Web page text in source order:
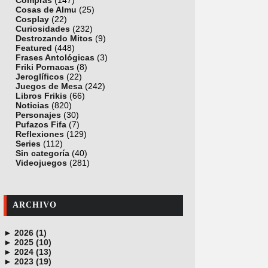
Cosas de Almu (25)
Cosplay (22)
Curiosidades (232)
Destrozando Mitos (9)
Featured (448)
Frases Antológicas (3)
Friki Pornacas (8)
Jeroglíficos (22)
Juegos de Mesa (242)
Libros Frikis (66)
Noticias (820)
Personajes (30)
Pufazos Fifa (7)
Reflexiones (129)
Series (112)
Sin categoría (40)
Videojuegos (281)
ARCHIVO
► 2026 (1)
junio (1)
► 2025 (10)
noviembre (1)
octubre (1)
► 2024 (13)
diciembre (4)
► 2023 (19)